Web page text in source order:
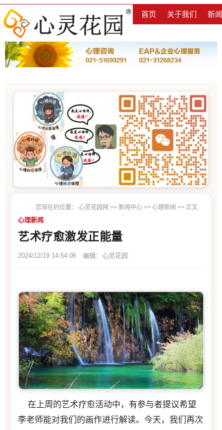
首页 关于我们 新
您现在的位置： 心灵花园网 >> 新闻中心 >> 心理新闻 >> 正文
心理新闻
艺术疗愈激发正能量
2024/12/19 14:54:06 编辑：心灵花园
在上周的艺术疗愈活动中，有参与者提议希望
李老师能对我们的画作进行解读。今天，我们再次